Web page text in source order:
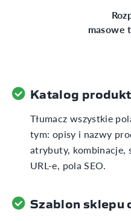
masowe
Katalog
Tłumacz wszystkie
tym: opisy i nazwy
atrybuty, kombinacje,
URL-e, pola SEO.
Szablon sklepu